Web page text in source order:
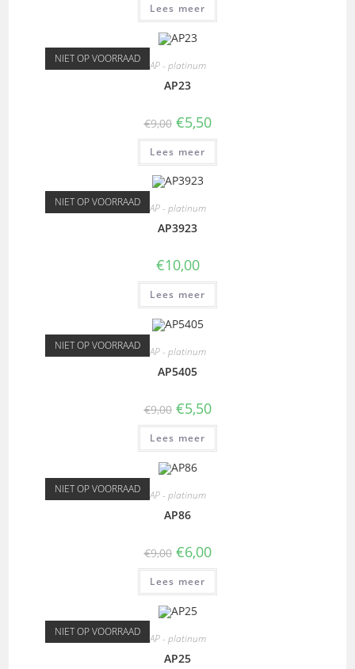
Lees meer
NIET OP VOORRAAD AP - platinum
AP23
€9,00 €5,50
Lees meer
NIET OP VOORRAAD AP - platinum
AP3923
€10,00
Lees meer
NIET OP VOORRAAD AP - platinum
AP5405
€9,00 €5,50
Lees meer
NIET OP VOORRAAD AP - platinum
AP86
€9,00 €6,00
Lees meer
NIET OP VOORRAAD AP - platinum
AP25